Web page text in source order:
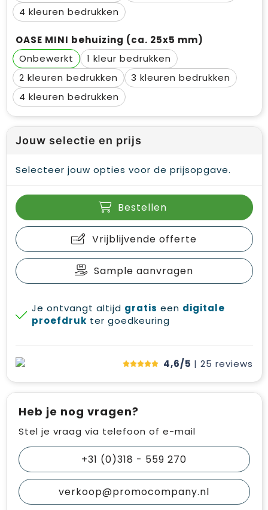
4
OASE MINI behuizing (ca. 25x5 mm)
Onbewerkt
1
2
3
4
Jouw selectie en prijs
Selecteer jouw opties voor de prijsopgave.
Bestellen
Vrijblijvende offerte
Sample aanvragen
Je ontvangt altijd gratis een digitale
proefdruk ter goedkeuring
4,6/5 | 25 reviews
Heb je nog vragen?
Stel je vraag via telefoon of e-mail
+31 (0)318 - 559 270
verkoop@promocompany.nl